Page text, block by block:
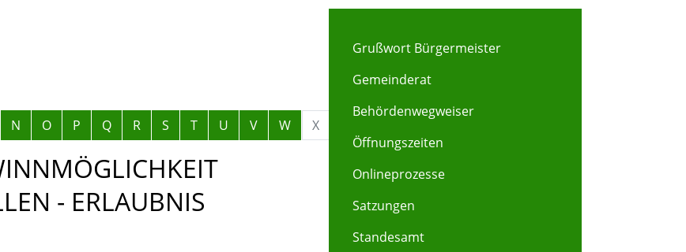
N O P Q R S T U V W X
- ERLAUBNIS
Grußwort Bürgermeister
Gemeinderat
Behördenwegweiser
Öffnungszeiten
Onlineprozesse
Satzungen
Standesamt